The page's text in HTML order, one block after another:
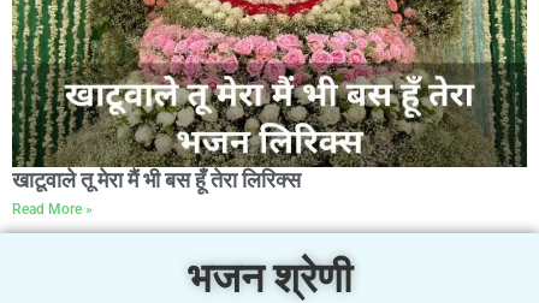
खाटूवाले तू मेरा मैं भी बस हूँ तेरा लिरिक्स
Read More »
भजन श्रेणी